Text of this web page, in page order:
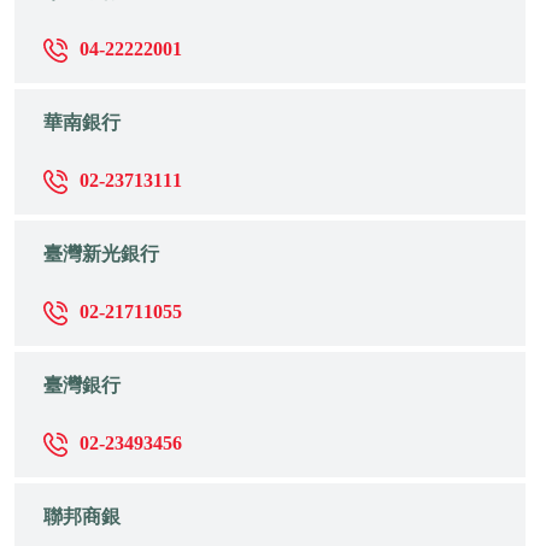
04-22222001
華南銀行
02-23713111
臺灣新光銀行
02-21711055
臺灣銀行
02-23493456
聯邦商銀